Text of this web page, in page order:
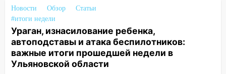
14:16
Шторм продолжает ломать город:
на улице Любови Шевцовой рухнул
светофор
14:14 Студента из Ульяновска обманули
мошенники под видом преподавателя
Новости Обзор
Статьи
#итоги недели
Ураган, изнасилование ребенка,
автоподставы и атака беспилотников:
важные итоги прошедшей недели в
Ульяновской области